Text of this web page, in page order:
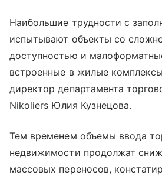
Наибольшие трудности с
испытывают объекты со
доступностью и
встроенные в жилые
директор департамента
Nikoliers Юлия Кузнецова.
Тем временем объемы ввода
недвижимости продолжат
массовых переносов,